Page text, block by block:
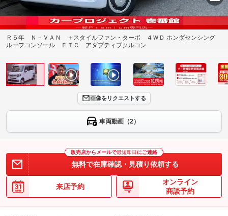
Ｒ５年 Ｎ－ＶＡＮ ＋スタイルファン・ターボ ４ＷＤ ホンダセンシング
ルーフコンソール ＥＴＣ アダプティブクルコン
画像をリクエストする
車両動画（2）
販売店からメールで最短即日 にご連絡
無料で在庫確認・見積り依頼する
来店予約
オンライン
商談予約